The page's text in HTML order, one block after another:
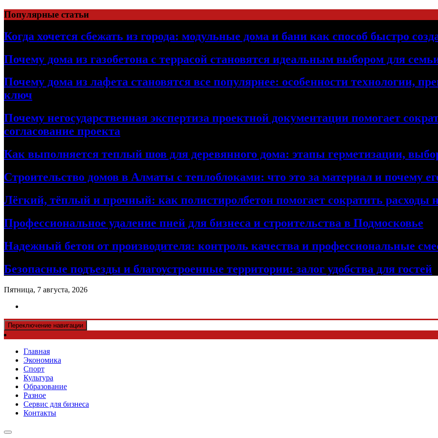
Перейти
к
содержимому
Популярные статьи
Когда хочется сбежать из города: модульные дома и бани как способ быстро
Почему дома из газобетона с террасой становятся идеальным выбором для
Почему дома из лафета становятся все популярнее: особенности технологии,
ключ
Почему негосударственная экспертиза проектной документации помогает
согласование проекта
Как выполняется теплый шов для деревянного дома: этапы герметизации,
Строительство домов в Алматы с теплоблоками: что это за материал и почему
Лёгкий, тёплый и прочный: как полистиролбетон помогает сократить расходы
Профессиональное удаление пней для бизнеса и строительства в Подмосковье
Надежный бетон от производителя: контроль качества и профессиональные
Безопасные подъезды и благоустроенные территории: залог удобства для гостей
Пятница, 7 августа, 2026
Переключение навигации
Главная
Экономика
Спорт
Культура
Образование
Разное
Сервис для бизнеса
Контакты